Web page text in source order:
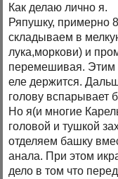
Как делаю лично я.
Ряпушку, примерно
складываем в
лука,моркови) и
перемешивая. Этим
еле держится.
голову вспарывает
Но я(и многие
головой и тушкой
отделяем башку
анала. При этом
дело в том что